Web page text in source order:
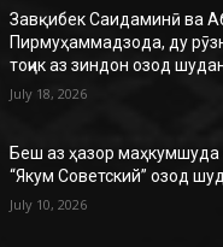
Завқибек Саидаминӣ ва
Пирмуҳаммадзода, ду
тоҷик аз зиндон озод
July 18, 2026
Беш аз ҳазор маҳкумшуда
“Якум Советский” озод
July 10, 2026